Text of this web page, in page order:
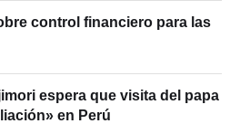
control financiero para las
espera que visita del papa
en Perú